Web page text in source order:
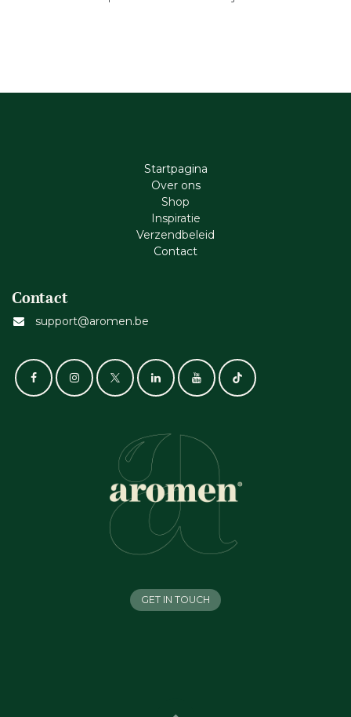
Startpagina
Ove​r​ ons
Shop
Inspiratie
Verzendbeleid
Cont​act
Contact
support@aromen.be
GET IN TOUCH